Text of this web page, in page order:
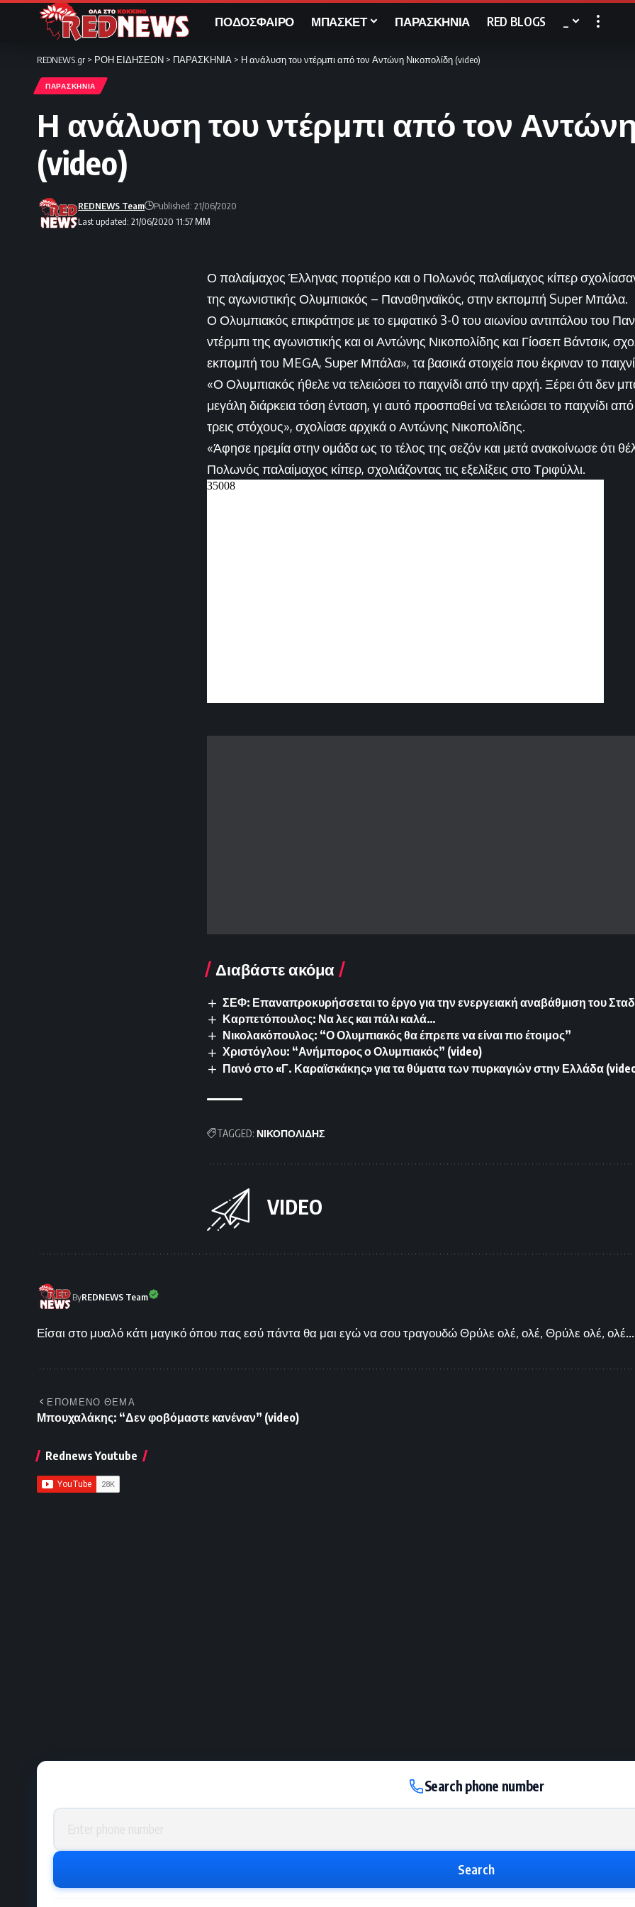
ΠΟΔΟΣΦΑΙΡΟ ΜΠΑΣΚΕΤ ΠΑΡΑΣΚΗΝΙΑ RED BLOGS
REDNEWS.gr > ΡΟΗ ΕΙΔΗΣΕΩΝ > ΠΑΡΑΣΚΗΝΙΑ > Η ανάλυση του ντέρμπι από τον Αντώνη Νικοπολίδη (video)
ΠΑΡΑΣΚΗΝΙΑ
Η ανάλυση του ντέρμπι από τον
(video)
Last updated: 21/06/2020 11:57 ΜΜ
REDNEWS Team Published: 21/06/2020
Ο παλαίμαχος Έλληνας πορτιέρο και ο Πολωνός παλαίμαχος κίπερ
της αγωνιστικής Ολυμπιακός – Παναθηναϊκός, στην εκπομπή Super Μπάλα.
Ο Ολυμπιακός επικράτησε με το εμφατικό 3-0 του αιωνίου αντιπάλου του
ντέρμπι της αγωνιστικής και οι Αντώνης Νικοπολίδης και Γίοσεπ Βάντσικ,
εκπομπή του MEGA, Super Μπάλα», τα βασικά στοιχεία που έκριναν το
«Ο Ολυμπιακός ήθελε να τελειώσει το παιχνίδι από την αρχή. Ξέρει ότι δεν
μεγάλη διάρκεια τόση ένταση, γι αυτό προσπαθεί να τελειώσει το παιχνίδι
τρεις στόχους», σχολίασε αρχικά ο Αντώνης Νικοπολίδης.
«Άφησε ηρεμία στην ομάδα ως το τέλος της σεζόν και μετά ανακοίνωσε ότι
Πολωνός παλαίμαχος κίπερ, σχολιάζοντας τις εξελίξεις στο Τριφύλλι.
Διαβάστε ακόμα
ΣΕΦ: Επαναπροκυρήσσεται το έργο για την ενεργειακή αναβάθμιση του
Καρπετόπουλος: Να λες και πάλι καλά…
Νικολακόπουλος: “Ο Ολυμπιακός θα έπρεπε να είναι πιο έτοιμος”
Χριστόγλου: “Ανήμπορος ο Ολυμπιακός” (video)
Πανό στο «Γ. Καραϊσκάκης» για τα θύματα των πυρκαγιών στην Ελλάδα
TAGGED: ΝΙΚΟΠΟΛΙΔΗΣ
VIDEO
ByREDNEWS Team
Είσαι στο μυαλό κάτι μαγικό όπου πας εσύ πάντα θα μαι εγώ να σου τραγουδώ Θρύλε ολέ, ολέ, Θρύλε ολέ, ολέ...
ΕΠΟΜΕΝΟ ΘΕΜΑ
Μπουχαλάκης: “Δεν φοβόμαστε κανέναν” (video)
Rednews Youtube
Search phone number
Phone number
Search